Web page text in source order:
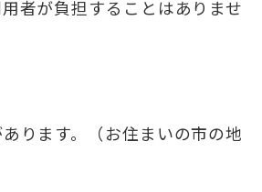
者が負担することはありませ
ります。（お住まいの市の地